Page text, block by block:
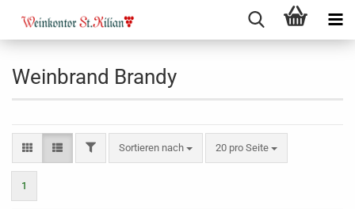
Weinbrand Brandy
FILTERSortieren nach
Sortieren nach 20 pro Seite
pro Seite
1